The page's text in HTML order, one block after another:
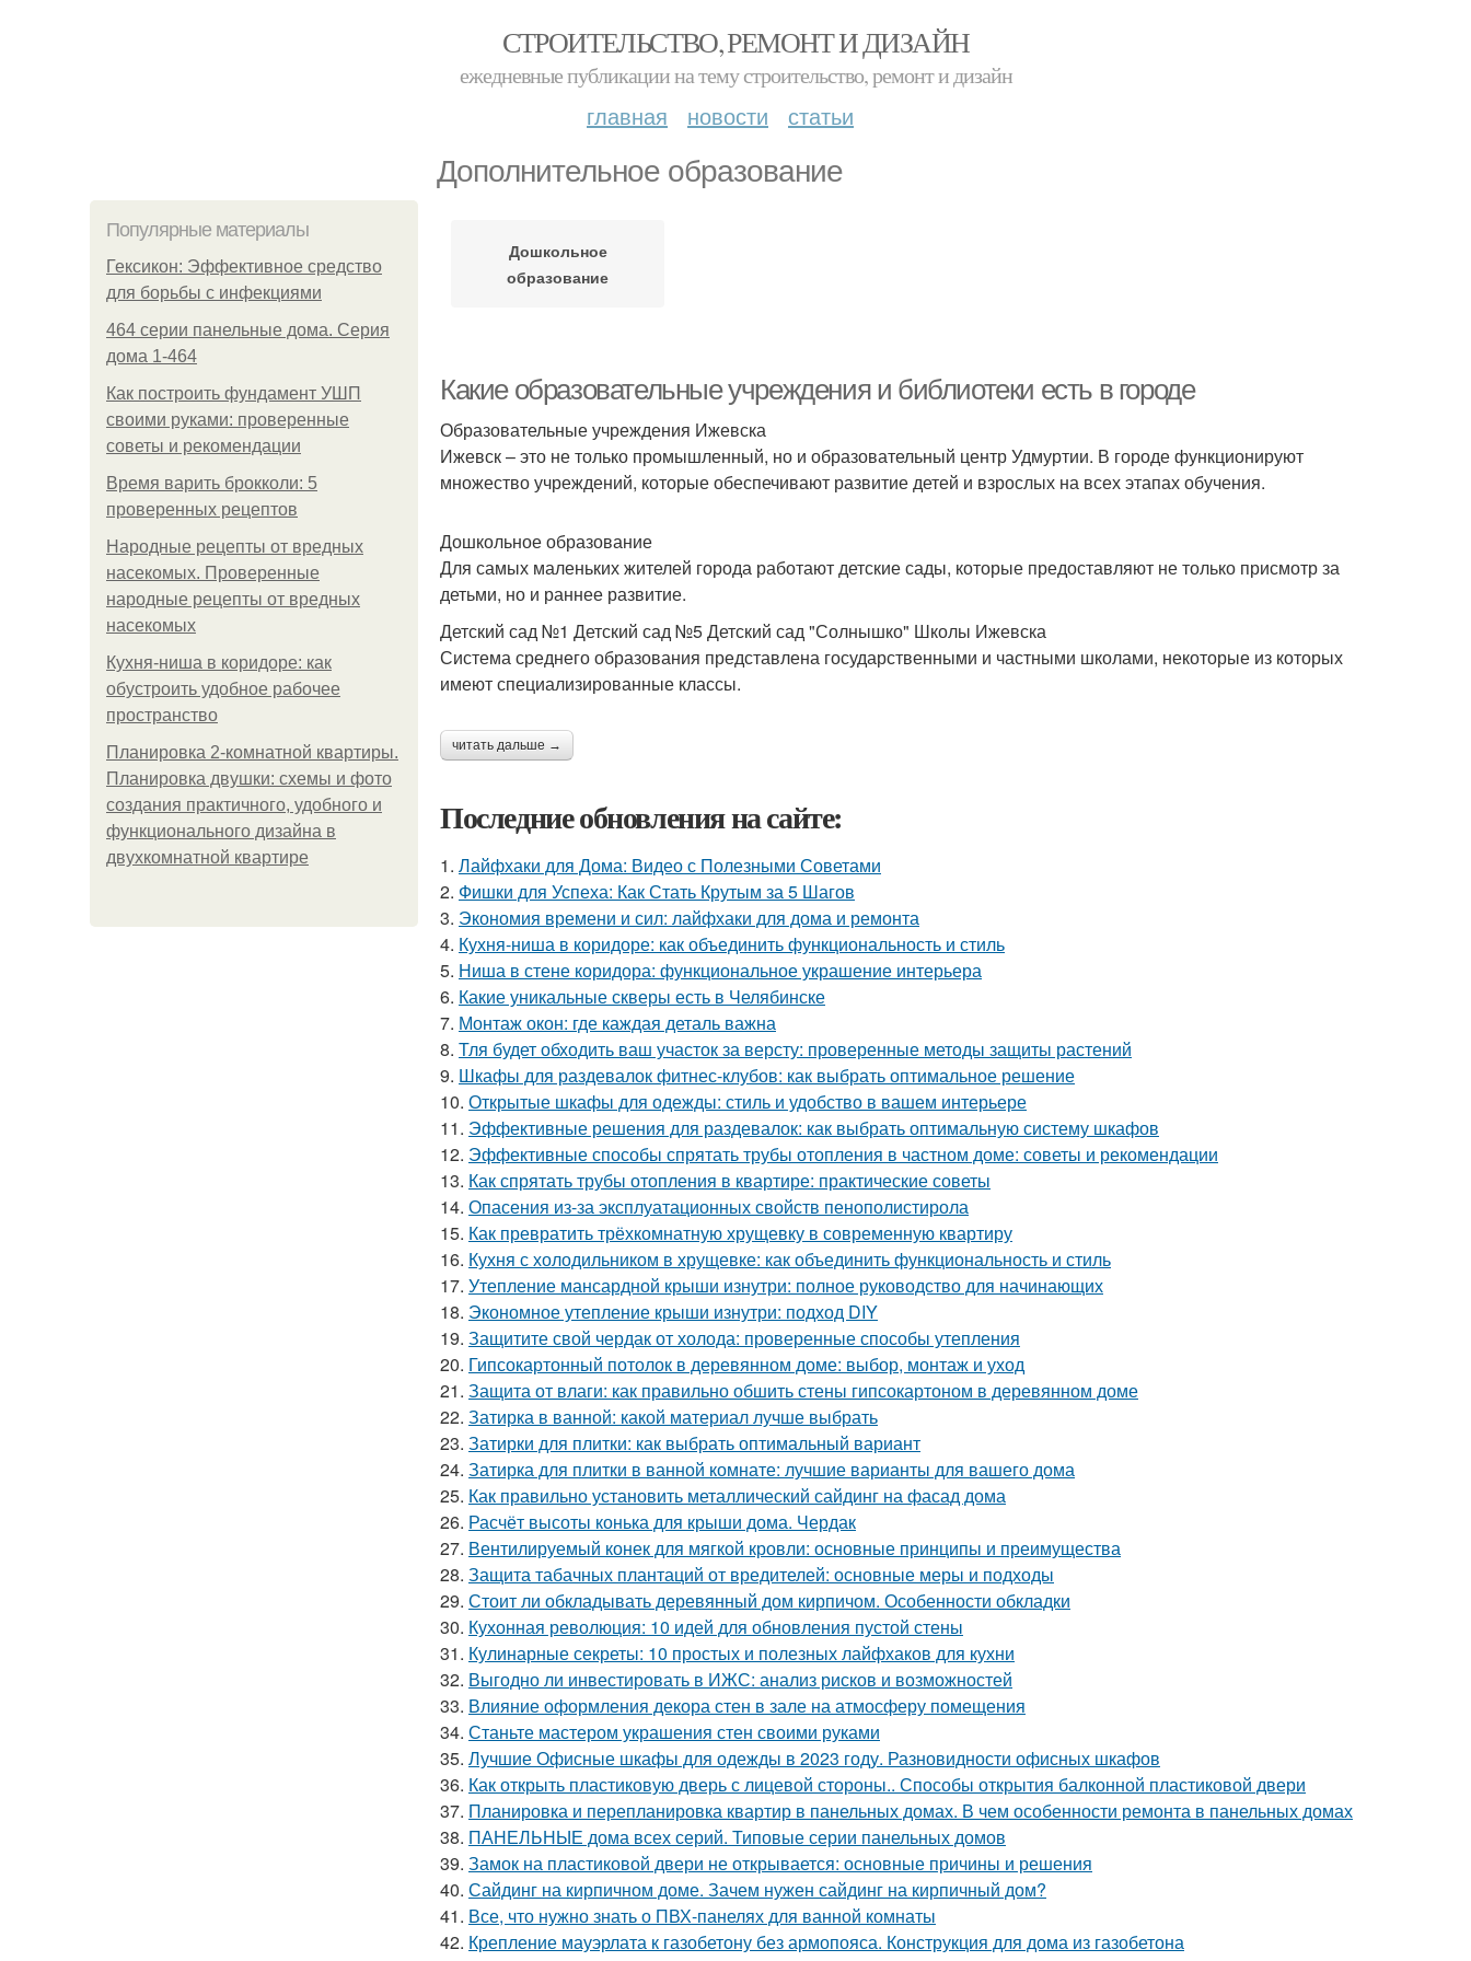
СТРОИТЕЛЬСТВО, РЕМОНТ И ДИЗАЙН
ежедневные публикации на тему строительство, ремонт и дизайн
главная новости статьи
Дополнительное образование
Популярные материалы
Гексикон: Эффективное средство
для борьбы с инфекциями
464 серии панельные дома. Серия
дома 1-464
Как построить фундамент УШП
своими руками: проверенные
советы и рекомендации
Время варить брокколи: 5
проверенных рецептов
Народные рецепты от вредных
насекомых. Проверенные
народные рецепты от вредных
насекомых
Кухня-ниша в коридоре: как
обустроить удобное рабочее
пространство
Планировка 2-комнатной квартиры.
Планировка двушки: схемы и фото
создания практичного, удобного и
функционального дизайна в
двухкомнатной квартире
Дошкольное
образование
Какие образовательные учреждения и библиотеки есть в городе
Образовательные учреждения Ижевска
Ижевск – это не только промышленный, но и образовательный центр Удмуртии. В городе функционируют
множество учреждений, которые обеспечивают развитие детей и взрослых на всех этапах обучения.
Дошкольное образование
Для самых маленьких жителей города работают детские сады, которые предоставляют не только присмотр за
детьми, но и раннее развитие.
Детский сад №1 Детский сад №5 Детский сад "Солнышко" Школы Ижевска
Система среднего образования представлена государственными и частными школами, некоторые из которых
имеют специализированные классы.
читать дальше →
Последние обновления на сайте:
1. Лайфхаки для Дома: Видео с Полезными Советами
2. Фишки для Успеха: Как Стать Крутым за 5 Шагов
3. Экономия времени и сил: лайфхаки для дома и ремонта
4. Кухня-ниша в коридоре: как объединить функциональность и стиль
5. Ниша в стене коридора: функциональное украшение интерьера
6. Какие уникальные скверы есть в Челябинске
7. Монтаж окон: где каждая деталь важна
8. Тля будет обходить ваш участок за версту: проверенные методы защиты растений
9. Шкафы для раздевалок фитнес-клубов: как выбрать оптимальное решение
10. Открытые шкафы для одежды: стиль и удобство в вашем интерьере
11. Эффективные решения для раздевалок: как выбрать оптимальную систему шкафов
12. Эффективные способы спрятать трубы отопления в частном доме: советы и рекомендации
13. Как спрятать трубы отопления в квартире: практические советы
14. Опасения из-за эксплуатационных свойств пенополистирола
15. Как превратить трёхкомнатную хрущевку в современную квартиру
16. Кухня с холодильником в хрущевке: как объединить функциональность и стиль
17. Утепление мансардной крыши изнутри: полное руководство для начинающих
18. Экономное утепление крыши изнутри: подход DIY
19. Защитите свой чердак от холода: проверенные способы утепления
20. Гипсокартонный потолок в деревянном доме: выбор, монтаж и уход
21. Защита от влаги: как правильно обшить стены гипсокартоном в деревянном доме
22. Затирка в ванной: какой материал лучше выбрать
23. Затирки для плитки: как выбрать оптимальный вариант
24. Затирка для плитки в ванной комнате: лучшие варианты для вашего дома
25. Как правильно установить металлический сайдинг на фасад дома
26. Расчёт высоты конька для крыши дома. Чердак
27. Вентилируемый конек для мягкой кровли: основные принципы и преимущества
28. Защита табачных плантаций от вредителей: основные меры и подходы
29. Стоит ли обкладывать деревянный дом кирпичом. Особенности обкладки
30. Кухонная революция: 10 идей для обновления пустой стены
31. Кулинарные секреты: 10 простых и полезных лайфхаков для кухни
32. Выгодно ли инвестировать в ИЖС: анализ рисков и возможностей
33. Влияние оформления декора стен в зале на атмосферу помещения
34. Станьте мастером украшения стен своими руками
35. Лучшие Офисные шкафы для одежды в 2023 году. Разновидности офисных шкафов
36. Как открыть пластиковую дверь с лицевой стороны.. Способы открытия балконной пластиковой двери
37. Планировка и перепланировка квартир в панельных домах. В чем особенности ремонта в панельных домах
38. ПАНЕЛЬНЫЕ дома всех серий. Типовые серии панельных домов
39. Замок на пластиковой двери не открывается: основные причины и решения
40. Сайдинг на кирпичном доме. Зачем нужен сайдинг на кирпичный дом?
41. Все, что нужно знать о ПВХ-панелях для ванной комнаты
42. Крепление мауэрлата к газобетону без армопояса. Конструкция для дома из газобетона